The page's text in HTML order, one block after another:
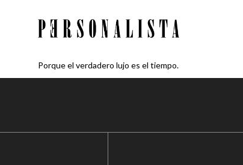
Porque el verdadero lujo es el tiempo.